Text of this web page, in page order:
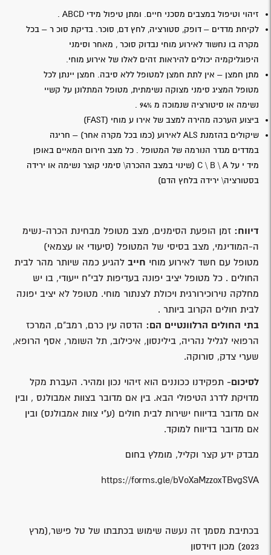
זיהוי וטיפול במצבים מסכני חיים. ומתן טיפול מידי ABCD .
לקיחת מדדים – דופק, סטורציה, לחץ דם, סוכר. בדיקת סוכ ר – בכל
מקרה בו נחשוד לאירוע מוחי נבדוק סוכר , מאחר וסימני
היפוגליקמיה יכולים להיראות זהים לאלו של אירוע מוחי.
מתן חמצן – אין לתת חמצן למטופל ללא סיבה. חמצן יינתן לכל
מטופל המציג סימני מצוקה נשימתית, מטופל המתלונן על קשיי
נשימה או סיטורציה שנמוכה מ 94% .
ביצוע הערכה מהירה למצב של אירו ע מוחי (FAST)
שיקולים בהזמנת ALS לאירוע (כמו בכל מקרה אחר) – חריגה
במדדים מגדר הנורמה של המטופל . כל מצב חירום המאיים באופן
מיד י על C \ B \ A (שינוי במצב ההכרה\ סימני קוצר נשימה או ירידה
בסטורציה\ ירידה בלחץ הדם)
דיווח: זמן הופעת הסימנים, מצב מטופל מבחינת הכרה-נשימ
ה-המודינמי, מצב בסיסי של המטופל (סיעודי או עצמאי)
מטופל עם חשד לאירוע מוחי חייב להגיע כמה שיותר מהר לבית
החולים . כל מטופל יציב יפונה בעדיפות לבי"ח ייעודי, בו יש
מחלקה נוירוכירורגית ויכולת לצנתור מוחי. מטופל לא יציב יפונה
לבית חולים הקרוב ביותר .
בתי החולים הרלוונטיים הם: הדסה עין כרם, רמב"ם, המרכז
הרפואי לגליל נהריה, בילינסון, איכילוב, תל השומר, אסף הרופא,
שערי צדק, סורוקה.
לסיכום- תפקידנו ככוננים הוא זיהוי נכון ומהיר. העברת מקל
מדויקת לדרג הטיפולי הבא. בין אם מדובר בצוות אמבולנס , ובין
אם מדובר בדיווח ישירות לבית חולים (ע"י צוות אמבולנס) ובין
אם מדובר בדיווח למוקד.
מבדק ידע קצר וקליל, מומלץ בחום
https://forms.gle/bVoXaMzzoxTBvgSVA
בכתיבת מסמך זה נעשה שימוש בכתבתו של טל פישר,(מרץ
2023) מכון דוידסון